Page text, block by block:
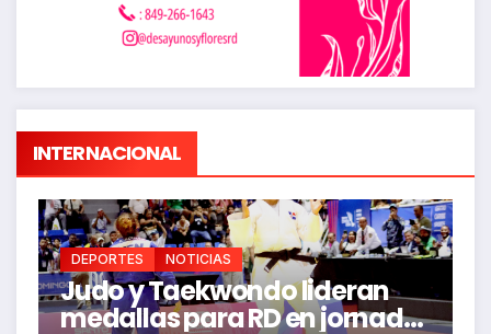
INTERNACIONAL
lideran
jornada
DEPORTES NOTICIAS
FEDOLA define su
para los Juegos